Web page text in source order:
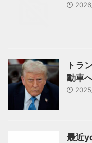
トラ
動車
最近